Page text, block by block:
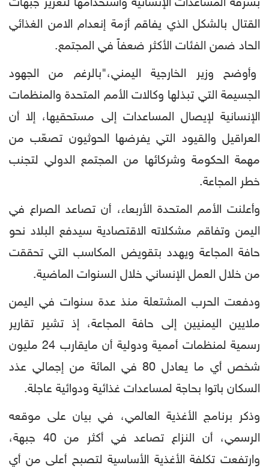
القتال بالشكل الذي يفاقم أزمة إنعدام الامن الغذائي
الحاد ضمن الفئات الأكثر ضعفاً في المجتمع.
وأوضح وزير الخارجية اليمني،"بالرغم من الجهود
الجسيمة التي تبذلها وكالات الأمم المتحدة والمنظمات
الإنسانية لإيصال المساعدات إلى مستحقيها، إلا أن
العراقيل والقيود التي يفرضها الحوثيون تصعّب من
مهمة الحكومة وشركائها من المجتمع الدولي لتجنب
خطر المجاعة.
وأعلنت الأمم المتحدة الأربعاء، أن تصاعد الصراع في
اليمن وتفاقم مشكلاته الاقتصادية سيدفع البلاد نحو
حافة المجاعة ويهدد بتقويض المكاسب التي تحققت
من خلال العمل الإنساني خلال السنوات الماضية.
ودفعت الحرب المشتعلة منذ عدة سنوات في اليمن
ملايين اليمنيين إلى حافة المجاعة، إذ تشير تقارير
رسمية لمنظمات أممية ودولية أن مايقارب 24 مليون
شخص أي ما يعادل 80 في المائة من إجمالي عذد
السكان باتوا بحاجة لمساعدات غذائية ودوائية عاجلة.
وذكر برنامج الأغذية العالمي، في بيان على موقعه
الرسمي، أن النزاع تصاعد في أكثر من 40 جبهة،
وارتفعت تكلفة الأغذية الأساسية لتصبح أعلى من أي